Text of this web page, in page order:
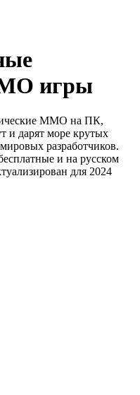
игры
MMO на ПК,
и дарят море крутых
разработчиков.
и на русском
для 2024